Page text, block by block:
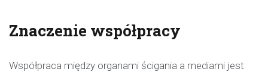
Znaczenie współpracy
Współpraca między organami ścigania a mediami jest